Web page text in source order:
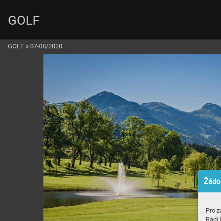
Pro
Rádi
GOLF
GOLF » 07-08/2020